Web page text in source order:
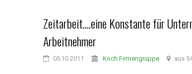
Zeitarbeit....eine Konstante für
Arbeitnehmer
05.10.2011 Koch Firmengruppe aus